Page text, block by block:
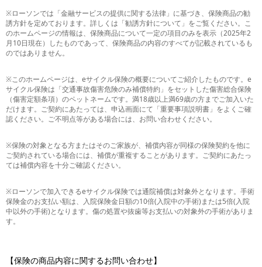
※ローソンでは「金融サービスの提供に関する法律」に基づき、保険商品の勧
誘方針を定めております。詳しくは「勧誘方針について」をご覧ください。こ
のホームページの情報は、保険商品について一定の項目のみを表示（2025年2
月10日現在）したものであって、保険商品の内容のすべてが記載されているも
のではありません。
※このホームページは、eサイクル保険の概要についてご紹介したものです。e
サイクル保険は「交通事故傷害危険のみ補償特約」をセットした傷害総合保険
（傷害定額条項）のペットネームです。満18歳以上満69歳の方までご加入いた
だけます。ご契約にあたっては、申込画面にて「重要事項説明書」をよくご確
認ください。ご不明点等がある場合には、お問い合わせください。
※保険の対象となる方またはそのご家族が、補償内容が同様の保険契約を他に
ご契約されている場合には、補償が重複することがあります。ご契約にあたっ
ては補償内容を十分ご確認ください。
※ローソンで加入できるeサイクル保険では通院補償は対象外となります。手術
保険金のお支払い額は、入院保険金日額の10倍(入院中の手術)または5倍(入院
中以外の手術)となります。傷の処置や抜歯等お支払いの対象外の手術がありま
す。
【保険の商品内容に関するお問い合わせ】